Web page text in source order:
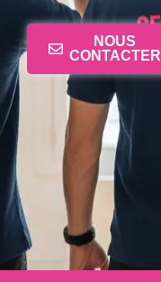
NOUS
CONTACTER